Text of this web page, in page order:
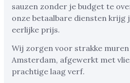
sauzen zonder je budget te
onze betaalbare diensten krijg
eerlijke prijs.
Wij zorgen voor strakke
Amsterdam, afgewerkt met
prachtige laag verf.